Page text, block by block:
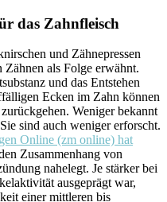
das Zahnfleisch
und Zähnepressen
als Folge erwähnt.
und das Entstehen
Ecken im Zahn können
Weniger bekannt
sind auch weniger erforscht.
Online (zm online) hat
Zusammenhang von
nahelegt. Je stärker bei
ausgeprägt war,
einer mittleren bis